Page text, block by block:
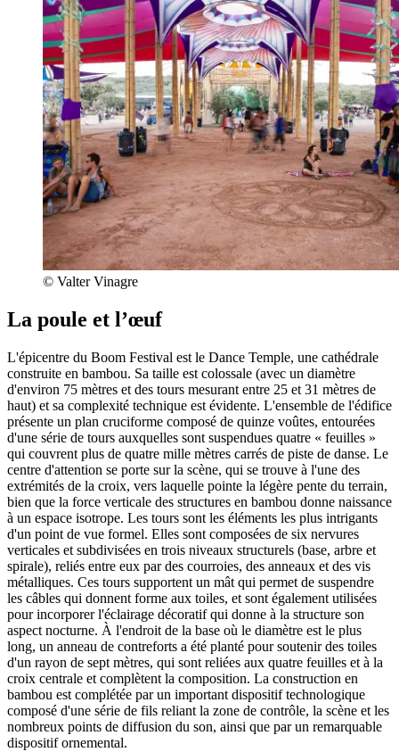
© Valter Vinagre
La poule et l’œuf
L'épicentre du Boom Festival est le Dance Temple, une cathédrale
construite en bambou. Sa taille est colossale (avec un diamètre
d'environ 75 mètres et des tours mesurant entre 25 et 31 mètres de
haut) et sa complexité technique est évidente. L'ensemble de l'édifice
présente un plan cruciforme composé de quinze voûtes, entourées
d'une série de tours auxquelles sont suspendues quatre « feuilles »
qui couvrent plus de quatre mille mètres carrés de piste de danse. Le
centre d'attention se porte sur la scène, qui se trouve à l'une des
extrémités de la croix, vers laquelle pointe la légère pente du terrain,
bien que la force verticale des structures en bambou donne naissance
à un espace isotrope. Les tours sont les éléments les plus intrigants
d'un point de vue formel. Elles sont composées de six nervures
verticales et subdivisées en trois niveaux structurels (base, arbre et
spirale), reliés entre eux par des courroies, des anneaux et des vis
métalliques. Ces tours supportent un mât qui permet de suspendre
les câbles qui donnent forme aux toiles, et sont également utilisées
pour incorporer l'éclairage décoratif qui donne à la structure son
aspect nocturne. À l'endroit de la base où le diamètre est le plus
long, un anneau de contreforts a été planté pour soutenir des toiles
d'un rayon de sept mètres, qui sont reliées aux quatre feuilles et à la
croix centrale et complètent la composition. La construction en
bambou est complétée par un important dispositif technologique
composé d'une série de fils reliant la zone de contrôle, la scène et les
nombreux points de diffusion du son, ainsi que par un remarquable
dispositif ornemental.